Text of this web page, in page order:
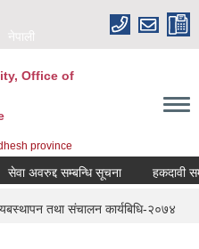
नेपाली
Office of
province
सेवा अवरुद्द सम्बन्धि सूचना हकदावी
तथा संचालन कार्यबिधि-२०७४